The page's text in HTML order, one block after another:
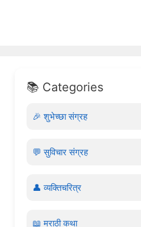
📚 Categories
🎉 शुभेच्छा संग्रह
💬 सुविचार संग्रह
👤 व्यक्तिचरित्र
📖 मराठी कथा